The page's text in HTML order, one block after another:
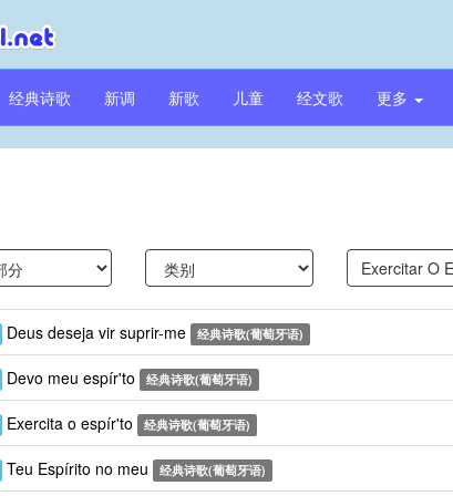
经典诗歌 新调 新歌 儿童 经文歌 更多
Deus deseja vir suprir-me 经典诗歌(葡萄牙语)
Devo meu espír'to 经典诗歌(葡萄牙语)
Exercita o espír'to 经典诗歌(葡萄牙语)
Teu Espírito no meu 经典诗歌(葡萄牙语)